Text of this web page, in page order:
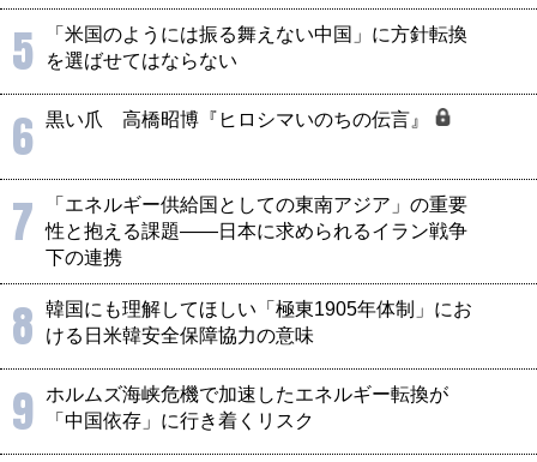
5
「米国のようには振る舞えない中国」に方針転換
を選ばせてはならない
6 黒い爪 高橋昭博『ヒロシマいのちの伝言』
7
「エネルギー供給国としての東南アジア」の重要
性と抱える課題――日本に求められるイラン戦争
下の連携
8
韓国にも理解してほしい「極東1905年体制」にお
ける日米韓安全保障協力の意味
9
ホルムズ海峡危機で加速したエネルギー転換が
「中国依存」に行き着くリスク